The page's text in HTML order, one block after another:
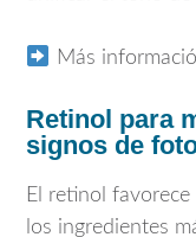
Más
Retinol para
signos de
El retinol
los ingredientes